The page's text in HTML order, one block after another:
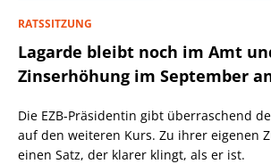
RATSSITZUNG
Lagarde bleibt noch im Amt
Zinserhöhung im September
Die EZB-Präsidentin gibt überraschend
auf den weiteren Kurs. Zu ihrer eigenen
einen Satz, der klarer klingt, als er ist.